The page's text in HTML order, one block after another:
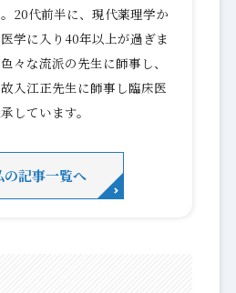
20代前半に、現代薬理学か
学に入り40年以上が過ぎま
々な流派の先生に師事し、
入江正先生に師事し臨床医
しています。
の記事一覧へ